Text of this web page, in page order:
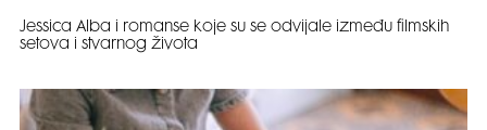
Jessica Alba i romanse koje su se odvijale između filmskih
setova i stvarnog života